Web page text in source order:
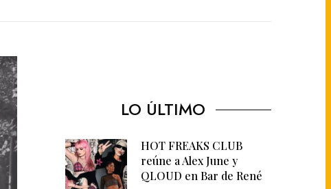
LO ÚLTIMO
HOT FREAKS CLUB
reúne a Alex June y
QLOUD en Bar de René